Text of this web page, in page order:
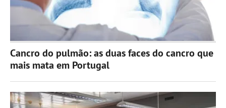
Cancro do pulmão: as duas faces do cancro que
mais mata em Portugal